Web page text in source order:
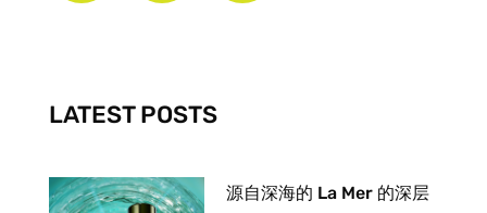
-
f
m
LATEST POSTS
源自深海的 La Mer 的深层